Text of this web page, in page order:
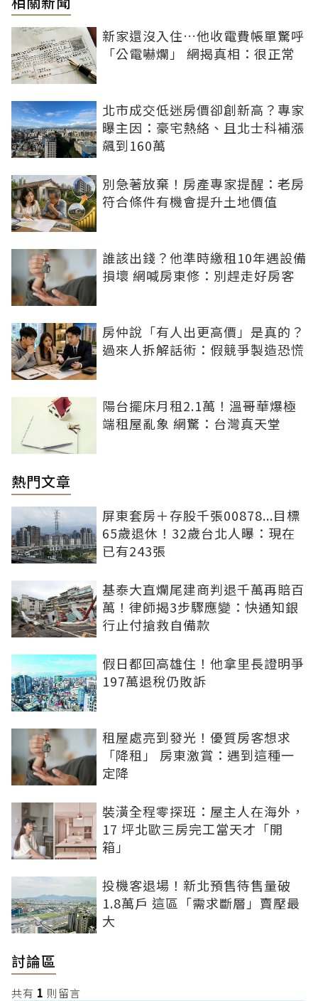
新家還沒入住…他收電費帳單驚呼
「公電嚇爛」 網揭真相：很正常
北市成交低迷房價卻創新高？專家
曝主因：豪宅熱絡、且北士科補漲
飆到160萬
別急著放棄！房產專家提醒：老房
符合條件有機會提升土地價值
誰該出錢？他準時繳租10年遇設備
損壞 網喊房東修：別趕走好房客
房仲說「有人出更高價」是真的？
過來人拆解話術：假競爭製造恐慌
陽台擺床月租2.1萬！溫哥華爆極
端租屋亂象 網驚：台灣真天堂
熱門文章
屏東套房＋存股千張00878...目標
65歲退休！32歲台北人曝：現在
已有243張
基泰大直爛尾建商判退千萬再賠百
萬！律師揭3步驟應變：快通知銀
行止付搶救自備款
假日都回高雄住！他拿里長證明爭
197萬退稅仍敗訴
租屋處亮到發光！優質房客想求
「降租」 房東激賞：遇到這種一
定降
裝潢全程零探班：屋主人在海外，
17 坪北歐三房完工當天才「開
箱」
投機客退場！新北預售待售量破
1.8萬戶 這區「需求斷層」賣壓最
大
討論區
共有 1 則留言